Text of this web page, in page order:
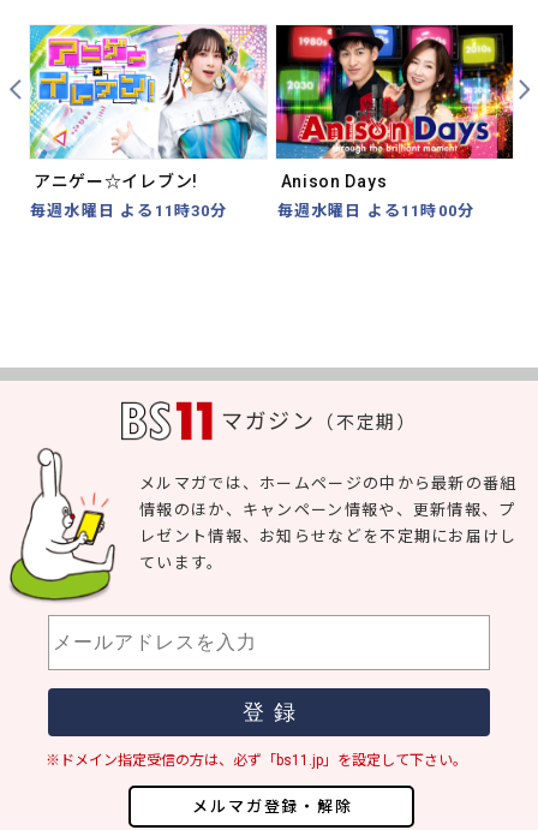
アニゲー☆イレブン!
毎週水曜日 よる11時30分
Anison Days
毎週水曜日 よる11時00分
Prev
マガジン （不定期）
メルマガ登録・解除
メルマガでは、ホームページの中から最新の番組
情報のほか、キャンペーン情報や、更新情報、プ
レゼント情報、お知らせなどを不定期にお届けし
ています。
※ドメイン指定受信の方は、必ず「bs11.jp」を設定して下さい。